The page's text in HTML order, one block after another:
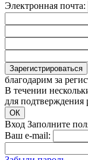
Электронная почта:
Зарегистрироваться
благодарим за
В течении
для подтверждения
ОК
Вход Заполните
Ваш e-mail: